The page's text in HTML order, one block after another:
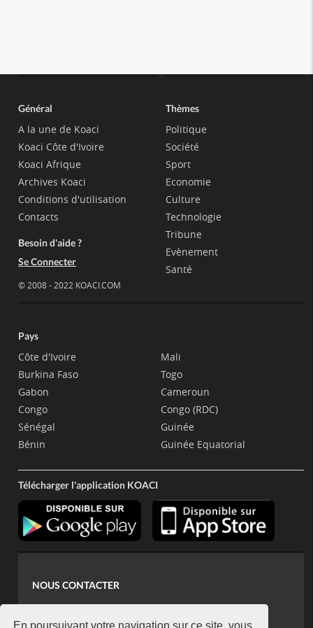
En poursuivant votre navigation sur ce site, vous
Général
A la une de Koaci
Koaci Côte d'Ivoire
Koaci Afrique
Archives Koaci
Conditions d'utilisation
Contacts
Besoin d'aide ?
Se Connecter
© 2008 - 2022 KOACI.COM
Thèmes
Politique
Société
Sport
Economie
Culture
Technologie
Tribune
Evènement
Santé
Pays
Côte d'Ivoire
Burkina Faso
Gabon
Congo
Sénégal
Bénin
Mali
Togo
Cameroun
Congo (RDC)
Guinée
Guinée Equatorial
Télécharger l'application KOACI
NOUS CONTACTER